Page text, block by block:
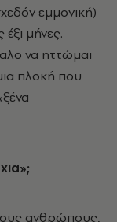
εµµονική)
µήνες.
να ηττώµαι
πλοκή που
ανθρώπους,